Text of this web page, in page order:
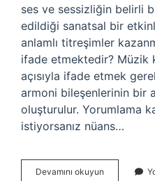
ses ve sessizliğin belirli
edildiği sanatsal bir
anlamlı titreşimler
ifade etmektedir? Müzik
açısıyla ifade etmek
armoni bileşenlerinin bir
oluşturulur. Yorumlama
istiyorsanız nüans…
Devamını okuyun